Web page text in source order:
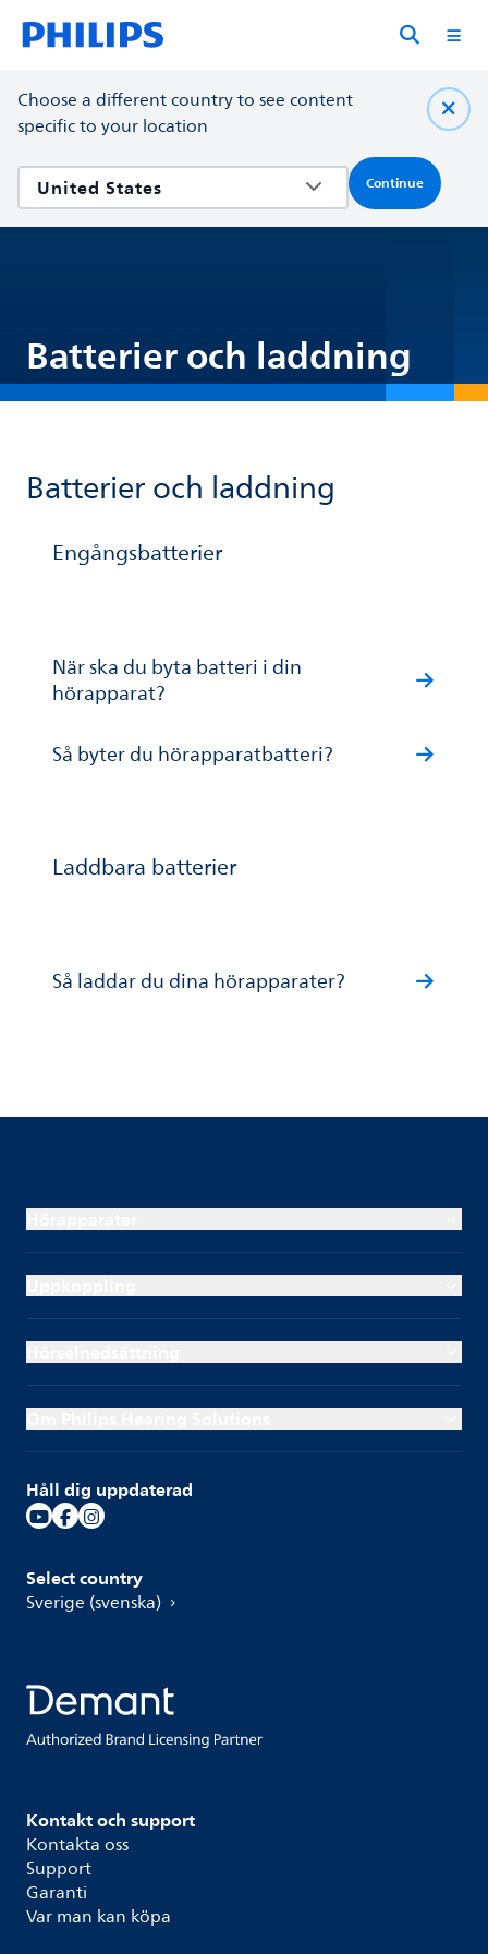
Choose a different country to see content
specific to your location
Continue
Batterier och laddning
Batterier och laddning
Engångsbatterier
När ska du byta batteri i din
hörapparat?
Så byter du hörapparatbatteri?
Laddbara batterier
Så laddar du dina hörapparater?
Kontakt och support
Kontakta oss
Support
Garanti
Var man kan köpa
Håll dig uppdaterad
Select country
Sverige (svenska)